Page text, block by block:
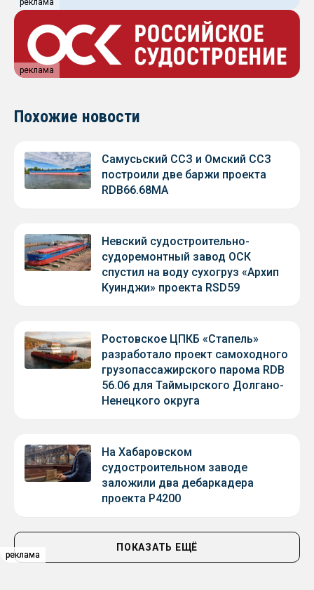
реклама
реклама
реклама
реклама
Похожие новости
Самусьский ССЗ и Омский ССЗ
построили две баржи проекта
RDB66.68МА
Невский судостроительно-
судоремонтный завод ОСК
спустил на воду сухогруз «Архип
Куинджи» проекта RSD59
Ростовское ЦПКБ «Стапель»
разработало проект самоходного
грузопассажирского парома RDB
56.06 для Таймырского Долгано-
Ненецкого округа
На Хабаровском
судостроительном заводе
заложили два дебаркадера
проекта Р4200
ПОКАЗАТЬ ЕЩЁ